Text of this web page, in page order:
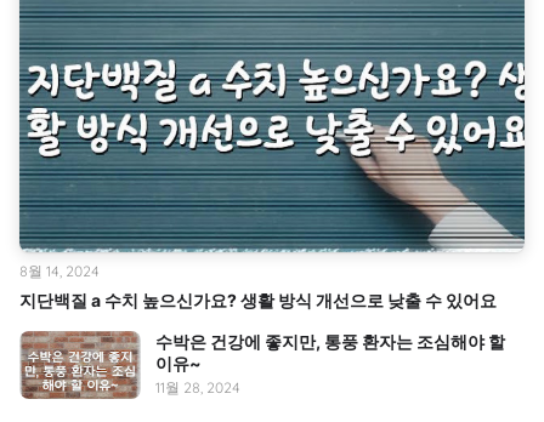
지단백질 a 수치 높으신가요? 생활 방식 개선으로 낮출 수 있어요
8월 14, 2024
수박은 건강에 좋지만, 통풍 환자는 조심해야 할
이유~
11월 28, 2024